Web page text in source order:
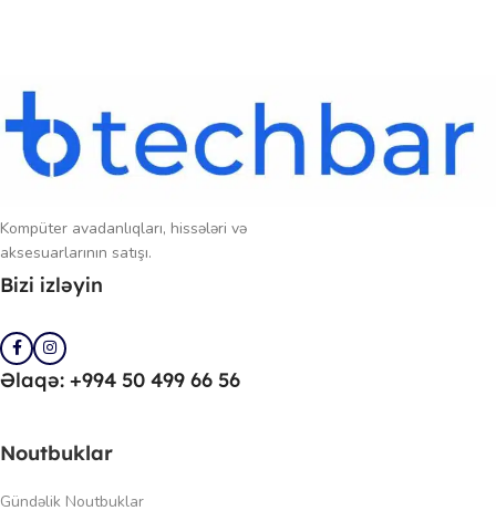
Kompüter avadanlıqları, hissələri və
aksesuarlarının satışı.
Bizi izləyin
Əlaqə: +994 50 499 66 56
Noutbuklar
Gündəlik Noutbuklar